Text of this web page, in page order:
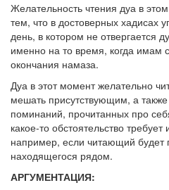
Желательность чтения дуа в
тем, что в достоверных хадисах
день, в котором не отвергается
именно на то время, когда имам
окончания намаза.
Дуа в этот момент желательно
мешать присутствующим, а
поминаний, прочитанных про
какое-то обстоятельство требует
например, если читающий будет
находящегося рядом.
АРГУМЕНТАЦИЯ: